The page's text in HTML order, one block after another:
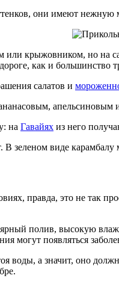
они имеют нежную
или крыжовником, но
как и большинство
салатов и
апельсиновым
на Гавайях из него
виде
правда, это не так
полив, высокую
могут появляться
воды, а значит, оно